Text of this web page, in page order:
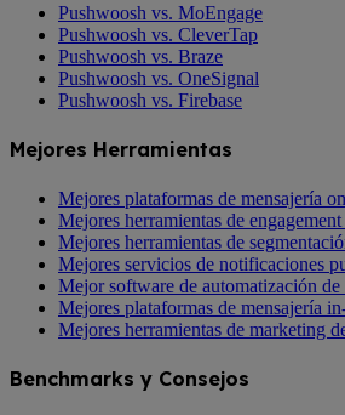
Pushwoosh vs. MoEngage
Pushwoosh vs. CleverTap
Pushwoosh vs. Braze
Pushwoosh vs. OneSignal
Pushwoosh vs. Firebase
Mejores Herramientas
Mejores plataformas de mensajería
Mejores herramientas de
Mejores herramientas de
Mejores servicios de notificaciones
Mejor software de automatización
Mejores plataformas de mensajería
Mejores herramientas de marketing
Benchmarks y Consejos